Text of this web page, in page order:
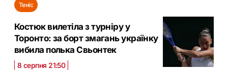
Теніс
Костюк вилетіла з турніру у
Торонто: за борт змагань українку
вибила полька Свьонтек
8 серпня 21:50